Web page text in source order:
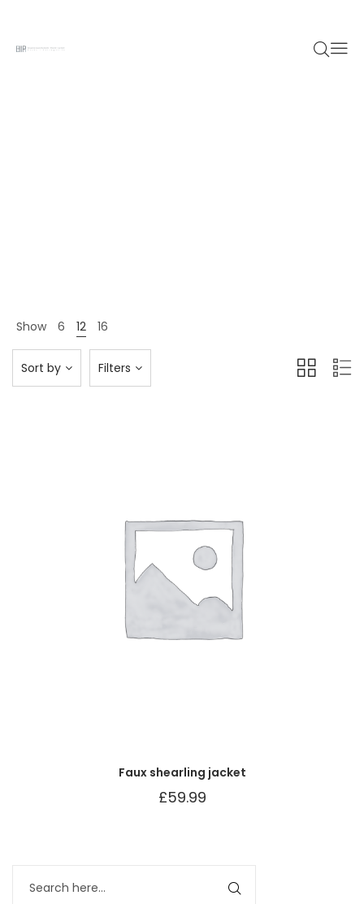
Show 6 12 16
Filters
Sort by
Faux shearling jacket
£59.99